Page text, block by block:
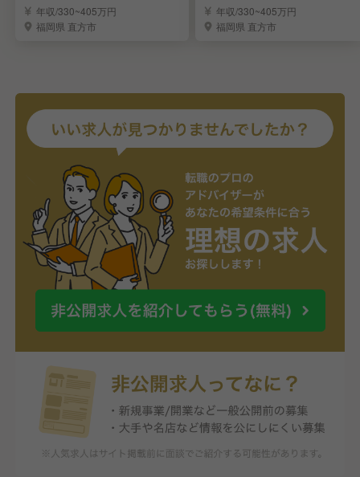
し 年収/330~405万円
福岡県 直方市
迎 年収/330~405万円
福岡県 直方市